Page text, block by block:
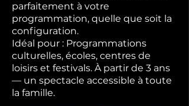
parfaitement à votre
programmation, quelle que soit la
configuration.
Idéal pour : Programmations
culturelles, écoles, centres de
loisirs et festivals. À partir de 3 ans
— un spectacle accessible à toute
la famille.